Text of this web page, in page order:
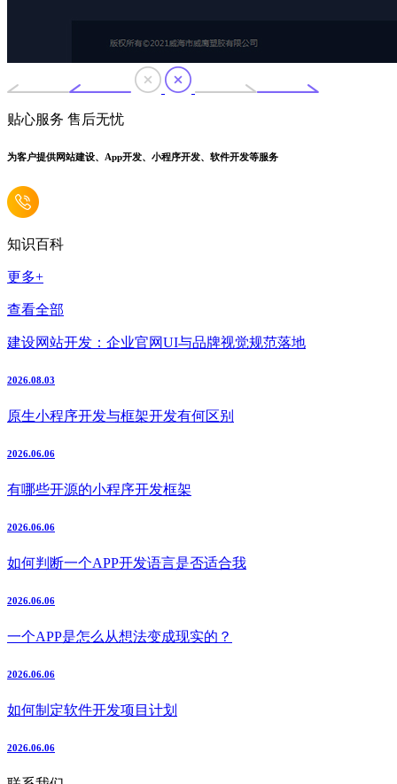
贴心服务 售后无忧
为客户提供网站建设、App开发、小程序开发、软件开发等服务
知识百科
更多+
查看全部
建设网站开发：企业官网UI与品牌视觉规范落地
2026.08.03
原生小程序开发与框架开发有何区别
2026.06.06
有哪些开源的小程序开发框架
2026.06.06
如何判断一个APP开发语言是否适合我
2026.06.06
一个APP是怎么从想法变成现实的？
2026.06.06
如何制定软件开发项目计划
2026.06.06